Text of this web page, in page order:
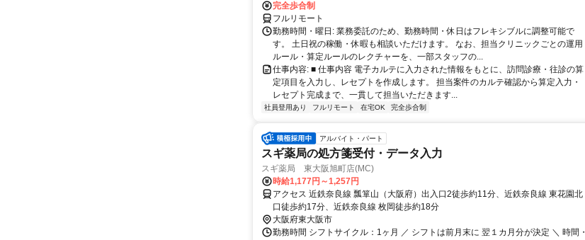
完全歩合制
フルリモート
勤務時間・曜日: 業務委託のため、勤務時間・休日はフレキシブルに調整可能で
す。 土日祝の稼働・休暇も相談いただけます。 なお、担当クリニックごとの運用
ルール・算定ルールのレクチャーを、一部スタッフの...
仕事内容: ■ 仕事内容 電子カルテに入力された情報をもとに、訪問診療・往診の算
定項目を入力し、レセプトを作成します。 担当案件のカルテ確認から算定入力・
レセプト完成まで、一貫して担当いただきます...
社員登用あり フルリモート 在宅OK 完全歩合制
アルバイト・パート
スギ薬局の処方箋受付・データ入力
スギ薬局 東大阪旭町店(MC)
時給1,177円～1,257円
アクセス 近鉄奈良線 瓢箪山（大阪府）出入口2徒歩約11分、近鉄奈良線 東花園北
口徒歩約17分、近鉄奈良線 枚岡徒歩約18分
大阪府東大阪市
勤務時間 シフトサイクル：1ヶ月 ／ シフトは前月末に 翌１カ月分が決定 ＼ 時間・